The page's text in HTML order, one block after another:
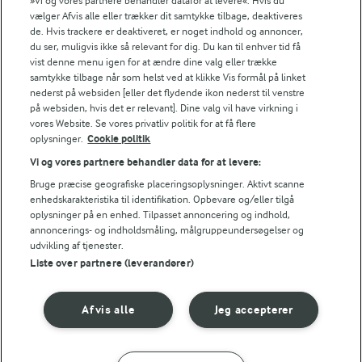
Fødevarestyrelsens smiley-rapporter for Lurpak PB
Følg
© 2026 Arla Foods
Vælg en anden cookies
Betingelser for brug
Håndtering af personlige oplysninger
vælger Afvis alle eller trækker dit samtykke tilbage, deaktiveres
de. Hvis trackere er deaktiveret, er noget indhold og annoncer,
du ser, muligvis ikke så relevant for dig. Du kan til enhver tid få
vist denne menu igen for at ændre dine valg eller trække
samtykke tilbage når som helst ved at klikke Vis formål på linket
nederst på websiden [eller det flydende ikon nederst til venstre
på websiden, hvis det er relevant]. Dine valg vil have virkning i
vores Website. Se vores privatliv politik for at få flere
oplysninger. Cookie politik
Vi og vores partnere behandler data for at levere:
Bruge præcise geografiske placeringsoplysninger. Aktivt scanne
enhedskarakteristika til identifikation. Opbevare og/eller tilgå
oplysninger på en enhed. Tilpasset annoncering og indhold,
annoncerings- og indholdsmåling, målgruppeundersøgelser og
udvikling af tjenester.
Liste over partnere (leverandører)
Jeg accepterer
Afvis alle